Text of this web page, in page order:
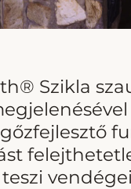
Szikla